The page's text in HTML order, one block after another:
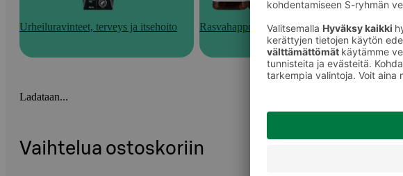
Urheiluravinteet, terveys ja itsehoito Rasvahappovalmisteet
Ladataan...
Vaihtelua ostoskoriin